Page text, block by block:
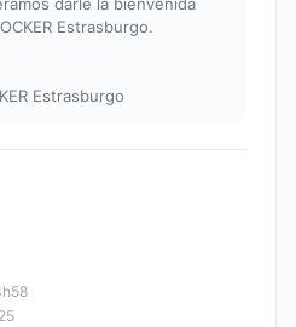
Estrasburgo.
Estrasburgo